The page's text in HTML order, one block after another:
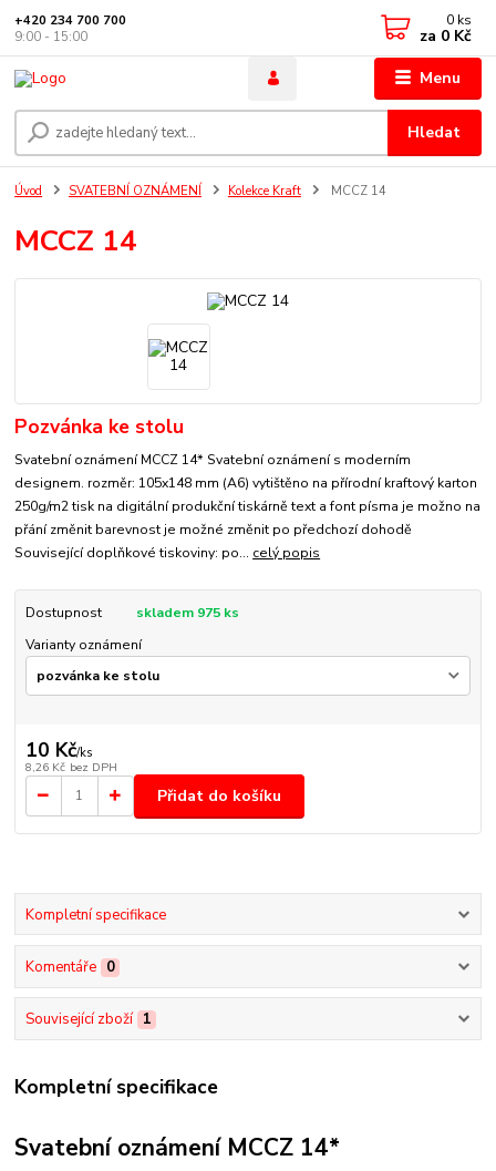
Menu
Hledat
+420 234 700 700
9:00 - 15:00
0 ks
za 0 Kč
Úvod SVATEBNÍ OZNÁMENÍ Kolekce Kraft MCCZ 14
MCCZ 14
Pozvánka ke stolu
Svatební oznámení MCCZ 14* Svatební oznámení s moderním
designem. rozměr: 105x148 mm (A6) vytištěno na přírodní kraftový karton
250g/m2 tisk na digitální produkční tiskárně text a font písma je možno na
přání změnit barevnost je možné změnit po předchozí dohodě
Související doplňkové tiskoviny: po... celý popis
Dostupnost
skladem 975 ks
Varianty oznámení
10 Kč/ks
8,26 Kč bez DPH
Přidat do košíku
Kompletní specifikace
Komentáře 0
Související zboží 1
Kompletní specifikace
Svatební oznámení MCCZ 14*